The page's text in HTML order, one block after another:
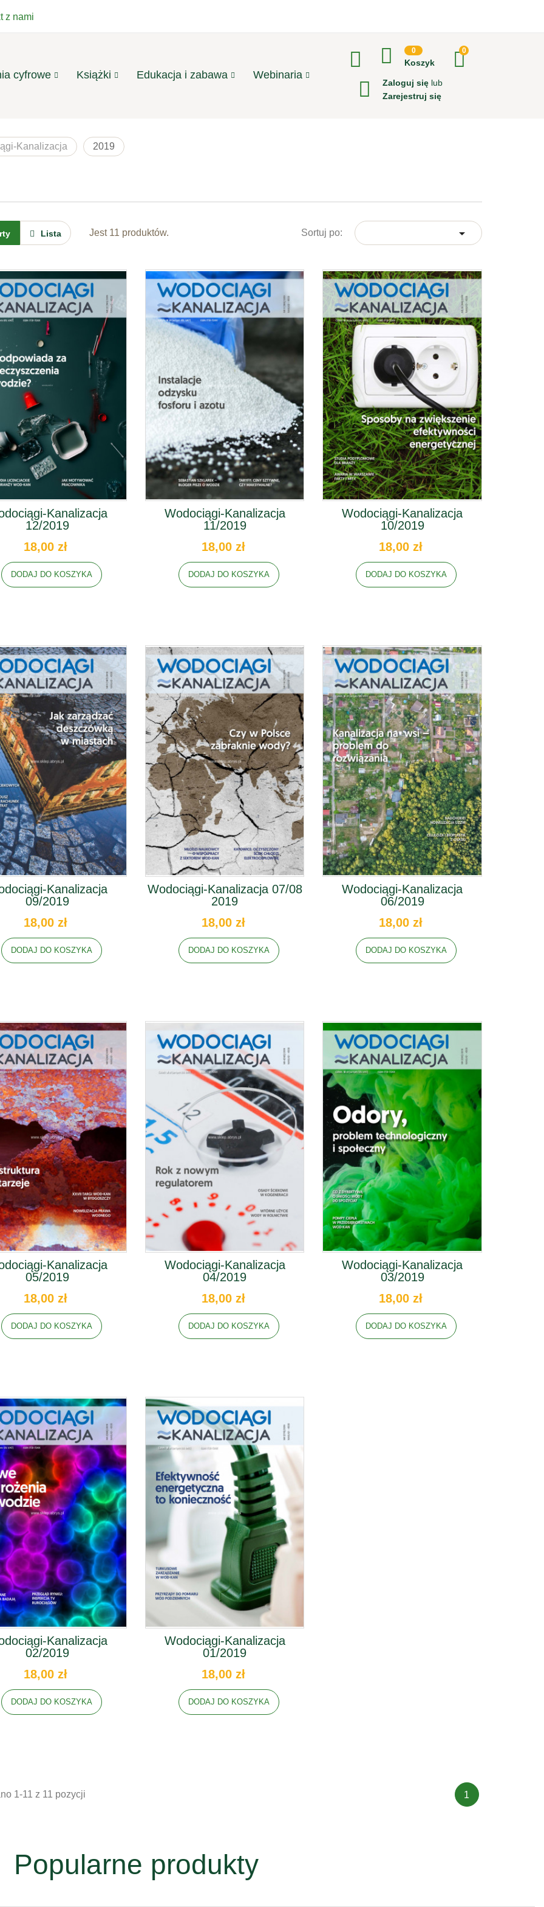
z nami
0
Koszyk
0
Zaloguj się lub
Zarejestruj się
cyfrowe Książki Edukacja i zabawa Webinaria
Kanalizacja 2019
Lista Jest 11 produktów. Sortuj po: 
Kanalizacja
12/2019
18,00 zł
DODAJ DO KOSZYKA
Wodociągi-Kanalizacja
11/2019
18,00 zł
DODAJ DO KOSZYKA
Wodociągi-Kanalizacja
10/2019
18,00 zł
DODAJ DO KOSZYKA
Kanalizacja
09/2019
18,00 zł
DODAJ DO KOSZYKA
Wodociągi-Kanalizacja 07/08
2019
18,00 zł
DODAJ DO KOSZYKA
Wodociągi-Kanalizacja
06/2019
18,00 zł
DODAJ DO KOSZYKA
Kanalizacja
05/2019
18,00 zł
DODAJ DO KOSZYKA
Wodociągi-Kanalizacja
04/2019
18,00 zł
DODAJ DO KOSZYKA
Wodociągi-Kanalizacja
03/2019
18,00 zł
DODAJ DO KOSZYKA
Kanalizacja
02/2019
18,00 zł
DODAJ DO KOSZYKA
Wodociągi-Kanalizacja
01/2019
18,00 zł
DODAJ DO KOSZYKA
1-11 z 11 pozycji 1
Popularne produkty